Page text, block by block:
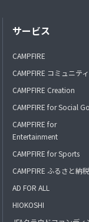
サービス
CAMPFIRE
CAMPFIRE コミュニティ
CAMPFIRE Creation
CAMPFIRE for Social
CAMPFIRE for
Entertainment
CAMPFIRE for Sports
CAMPFIRE ふるさと納税
AD FOR ALL
HIOKOSHI